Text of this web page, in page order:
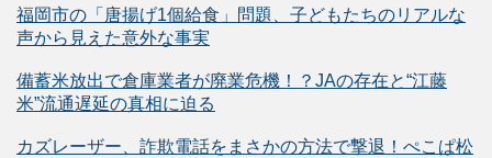
福岡市の「唐揚げ1個給食」問題、子どもたちのリアルな
声から見えた意外な事実
備蓄米放出で倉庫業者が廃業危機！？JAの存在と“江藤
米”流通遅延の真相に迫る
カズレーザー、詐欺電話をまさかの方法で撃退！ぺこぱ松